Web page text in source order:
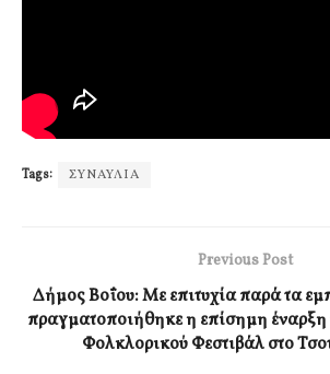
Tags: ΣΥΝΑΥΛΙΑ
Previous Post
Δήμος Βοΐου: Με επιτυχία παρά τα
πραγματοποιήθηκε η επίσημη έναρξη
Φολκλορικού Φεστιβάλ στο